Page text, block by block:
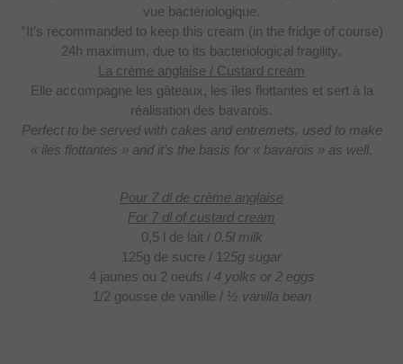
vue bactériologique.
°It’s recommanded to keep this cream (in the fridge of course)
24h maximum, due to its bacteriological fragility.
La crème anglaise / Custard cream
Elle accompagne les gâteaux, les îles flottantes et sert à la
réalisation des bavarois.
Perfect to be served with cakes and entremets, used to make
« iles flottantes » and it’s the basis for « bavarois » as well.
Pour 7 dl de crème anglaise
For 7 dl of custard cream
0,5 l de lait / 0.5l milk
125g de sucre / 125g sugar
4 jaunes ou 2 oeufs /4 yolks or 2 eggs
1/2 gousse de vanille / ½ vanilla bean